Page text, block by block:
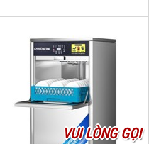
VUI LÒNG GỌI